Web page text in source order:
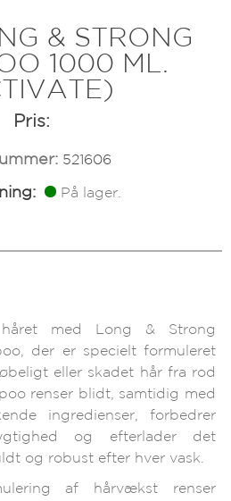
& STRONG
1000 ML.
Pris:
521606
På lager.
med Long & Strong
der er specielt formuleret
eller skadet hår fra rod
renser blidt, samtidig med
ingredienser, forbedrer
og efterlader det
og robust efter hver vask.
af hårvækst renser